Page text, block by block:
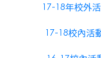
17-18年校外
17-18校內活